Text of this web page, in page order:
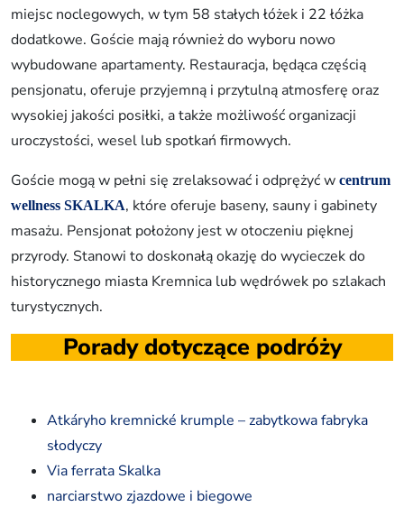
miejsc noclegowych, w tym 58 stałych łóżek i 22 łóżka
dodatkowe. Goście mają również do wyboru nowo
wybudowane apartamenty. Restauracja, będąca częścią
pensjonatu, oferuje przyjemną i przytulną atmosferę oraz
wysokiej jakości posiłki, a także możliwość organizacji
uroczystości, wesel lub spotkań firmowych.
Goście mogą w pełni się zrelaksować i odprężyć w centrum
wellness SKALKA, które oferuje baseny, sauny i gabinety
masażu. Pensjonat położony jest w otoczeniu pięknej
przyrody. Stanowi to doskonałą okazję do wycieczek do
historycznego miasta Kremnica lub wędrówek po szlakach
turystycznych.
Porady dotyczące podróży
Atkáryho kremnické krumple – zabytkowa fabryka
słodyczy
Via ferrata Skalka
narciarstwo zjazdowe i biegowe